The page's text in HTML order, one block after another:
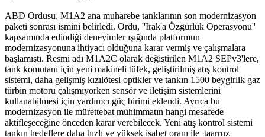
ABD Ordusu, M1A2 ana muharebe tanklarının son modernizasyon
paketi sonrası ismini belirledi. Ordu, ''Irak'a Özgürlük Operasyonu''
kapsamında edindiği deneyimler ışığında platformun
modernizasyonuna ihtiyacı olduğuna karar vermiş ve çalışmalara
başlamıştı. Resmi adı M1A2C olarak değiştirilen M1A2 SEPv3'lere,
tank komutanı için yeni makineli tüfek, geliştirilmiş atış kontrol
sistemi, daha gelişmiş kızılötesi optikler ve tankın 1500 beygirlik gaz
türbin motoru çalışmıyorken sensör ve iletişim sistemlerini
kullanabilmesi için yardımcı güç birimi eklendi. Ayrıca bu
modernizasyon ile mürettebat mühimmatın hangi mesafede
aktifleşeceğine önceden karar verebilecek. Yeni atış kontrol sistemi
tankın hedeflere daha hızlı ve yüksek isabet oranı ile taarruz